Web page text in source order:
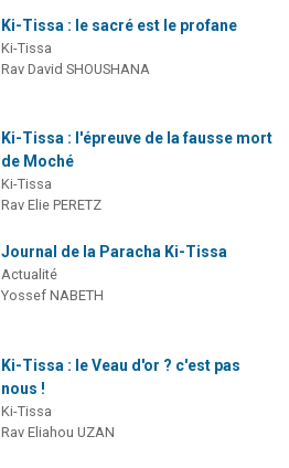
Ki-Tissa : le sacré est le profane
Ki-Tissa
Rav David SHOUSHANA
Ki-Tissa : l'épreuve de la fausse mort
de Moché
Ki-Tissa
Rav Elie PERETZ
Journal de la Paracha Ki-Tissa
Actualité
Yossef NABETH
Ki-Tissa : le Veau d'or ? c'est pas
nous !
Ki-Tissa
Rav Eliahou UZAN